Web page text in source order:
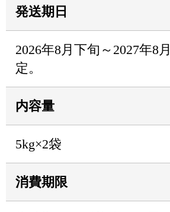
発送期日
2026年8月下旬～2027年8
定。
内容量
5kg×2袋
消費期限